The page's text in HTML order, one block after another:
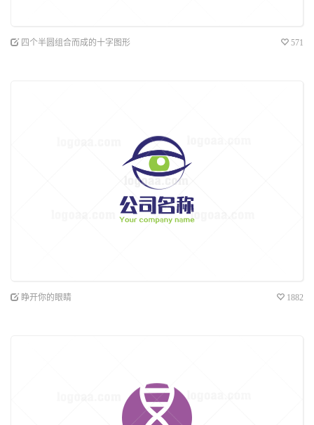
四个半圆组合而成的十字图形 571
睁开你的眼睛 1882